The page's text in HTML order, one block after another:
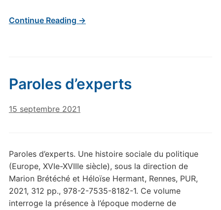
Continue Reading →
Paroles d’experts
15 septembre 2021
Paroles d’experts. Une histoire sociale du politique
(Europe, XVIe-XVIIIe siècle), sous la direction de
Marion Brétéché et Héloïse Hermant, Rennes, PUR,
2021, 312 pp., 978-2-7535-8182-1. Ce volume
interroge la présence à l’époque moderne de